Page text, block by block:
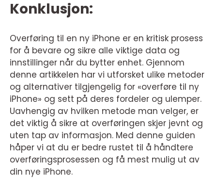
Konklusjon:
Overføring til en ny iPhone er en kritisk prosess
for å bevare og sikre alle viktige data og
innstillinger når du bytter enhet. Gjennom
denne artikkelen har vi utforsket ulike metoder
og alternativer tilgjengelig for «overføre til ny
iPhone» og sett på deres fordeler og ulemper.
Uavhengig av hvilken metode man velger, er
det viktig å sikre at overføringen skjer jevnt og
uten tap av informasjon. Med denne guiden
håper vi at du er bedre rustet til å håndtere
overføringsprosessen og få mest mulig ut av
din nye iPhone.